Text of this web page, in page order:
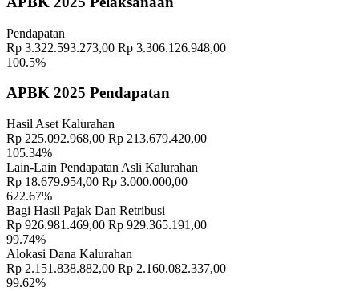
Geografis 10 November 2021
Memahami Peran dan Makna Rois dalam Pembinaan Rois di
Kalurahan Wukirsari 02 April 2024
Semangat Gotong Royong Warga Wukirsari Masih Sangat Terjaga
Sampai Saat Ini 21 November 2022
Profil Lurah 17 November 2021
Lurah Wukirsari Menyerahkan Akta Kematian Kepada Keluarga
Almarhum Bapak Ahmad Kardan29 November 2024
Pemerintah Kalurahan Wukirsari Salurkan Bantuan PMT untuk
Mencegah Stunting 22 Desember 2023
Apel Besar Kesiapsiagaan Satlinmas Kalurahan Wukirsari
November 2021
Pendapatan
Rp 3.322.593.273,00 Rp 3.306.126.948,00
100.5%
APBK 2025 Pendapatan
Hasil Aset Kalurahan
Rp 225.092.968,00 Rp 213.679.420,00
105.34%
Lain-Lain Pendapatan Asli Kalurahan
Rp 18.679.954,00 Rp 3.000.000,00
622.67%
Bagi Hasil Pajak Dan Retribusi
Rp 926.981.469,00 Rp 929.365.191,00
99.74%
Alokasi Dana Kalurahan
Rp 2.151.838.882,00 Rp 2.160.082.337,00
99.62%